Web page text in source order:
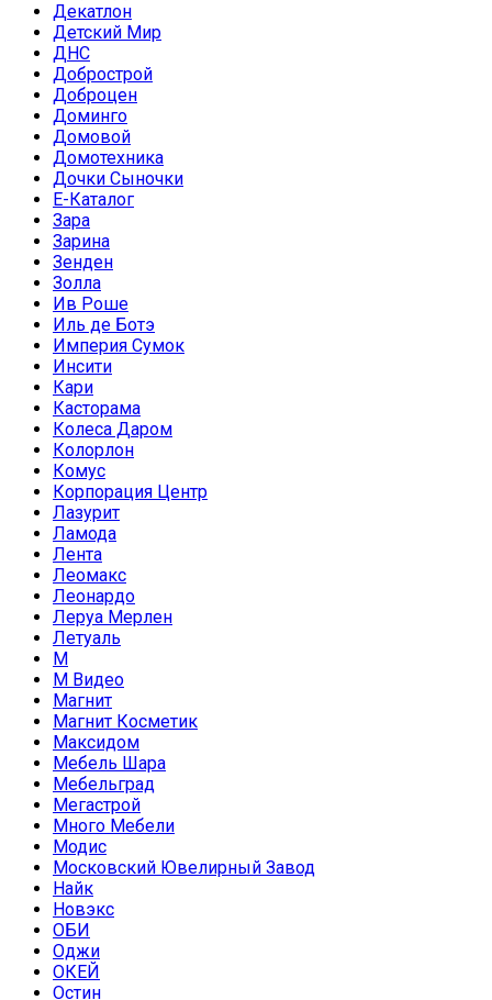
Декатлон
Детский Мир
ДНС
Добрострой
Доброцен
Доминго
Домовой
Домотехника
Дочки Сыночки
Е-Каталог
Зара
Зарина
Зенден
Золла
Ив Роше
Иль де Ботэ
Империя Сумок
Инсити
Кари
Касторама
Колеса Даром
Колорлон
Комус
Корпорация Центр
Лазурит
Ламода
Лента
Леомакс
Леонардо
Леруа Мерлен
Летуаль
М
М Видео
Магнит
Магнит Косметик
Максидом
Мебель Шара
Мебельград
Мегастрой
Много Мебели
Модис
Московский Ювелирный Завод
Найк
Новэкс
ОБИ
Оджи
ОКЕЙ
Остин